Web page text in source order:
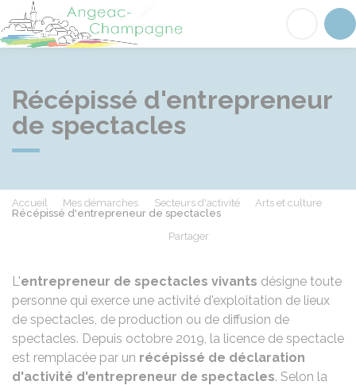
Angeac-Champagne
Récépissé d'entrepreneur
de spectacles
Accueil Mes démarches Secteurs d'activité
Arts et culture
Récépissé d'entrepreneur de spectacles
Partager
L'entrepreneur de spectacles vivants désigne toute
personne qui exerce une activité d'exploitation de lieux
de spectacles, de production ou de diffusion de
spectacles. Depuis octobre 2019, la licence de spectacle
est remplacée par un récépissé de déclaration
d'activité d'entrepreneur de spectacles. Selon la